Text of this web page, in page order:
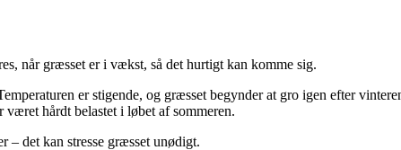
når græsset er i vækst, så det hurtigt kan komme sig.
er stigende, og græsset begynder at gro igen efter
hårdt belastet i løbet af sommeren.
– det kan stresse græsset unødigt.